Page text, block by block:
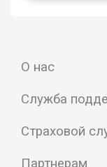
О нас
Служба
Страховой
Партнерам